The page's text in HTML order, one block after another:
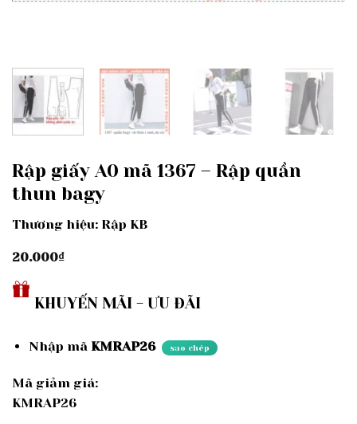
Rập giấy A0 mã 1367 – Rập quần
thun bagy
Thương hiệu: Rập KB
20.000₫
KHUYẾN MÃI - ƯU ĐÃI
Nhập mã KMRAP26 sao chép
Mã giảm giá:
KMRAP26